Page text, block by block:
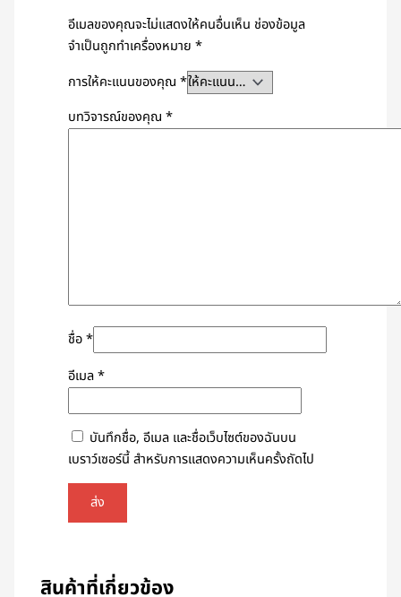
อีเมลของคุณจะไม่แสดงให้คนอื่นเห็น ช่องข้อมูล
จำเป็นถูกทำเครื่องหมาย*
การให้คะแนนของคุณ*
บทวิจารณ์ของคุณ*
ชื่อ*
อีเมล*
บันทึกชื่อ, อีเมล และชื่อเว็บไซต์ของฉันบน
เบราว์เซอร์นี้ สำหรับการแสดงความเห็นครั้งถัดไป
สินค้าที่เกี่ยวข้อง